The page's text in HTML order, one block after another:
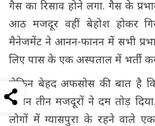
गैस का रिसाव होने लगा. गैस के
आठ मजदूर वहीं बेहोश होकर
मैनेजमेंट ने आनन-फानन में सभी
लिए पास के एक अस्पताल में भर्ती
लेकिन बेहद अफसोस की बात है
दौरान तीन मजदूरों ने दम तोड़
लोगों में ग्यासपुरा के रहने वाले